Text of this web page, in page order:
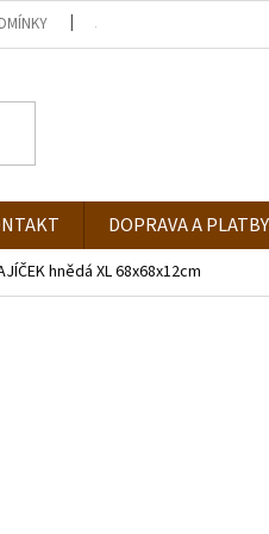
JAK NAKUPOVAT
DOPRAVA A PLATBY
hnědá XL 68x68x12cm